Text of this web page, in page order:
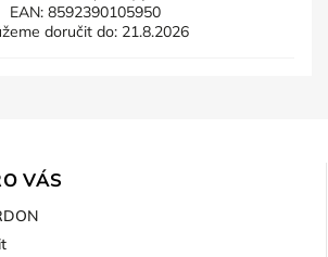
EAN: 8592390105950
doručit do: 21.8.2026
VÁS